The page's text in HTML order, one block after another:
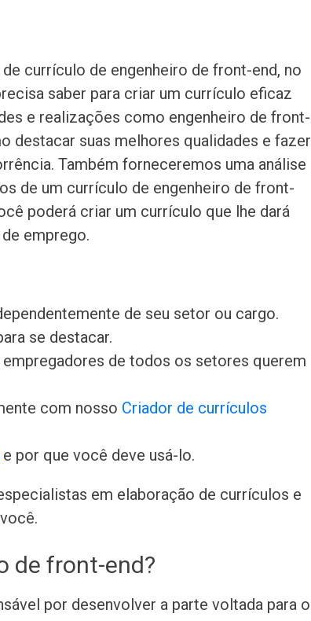
currículo de engenheiro de front-end, no
saber para criar um currículo eficaz
e realizações como engenheiro de front-
destacar suas melhores qualidades e fazer
Também forneceremos uma análise
de um currículo de engenheiro de front-
poderá criar um currículo que lhe dará
emprego.
de seu setor ou cargo.
se destacar.
de todos os setores querem
com nosso Criador de currículos
e por que você deve usá-lo.
em elaboração de currículos e
de front-end?
por desenvolver a parte voltada para o